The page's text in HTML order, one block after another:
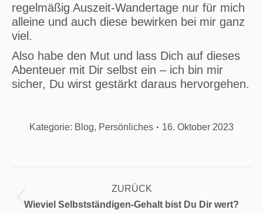
regelmäßig Auszeit-Wandertage nur für mich
alleine und auch diese bewirken bei mir ganz
viel.
Also habe den Mut und lass Dich auf dieses
Abenteuer mit Dir selbst ein – ich bin mir
sicher, Du wirst gestärkt daraus hervorgehen.
Kategorie: Blog, Persönliches 16. Oktober 2023
ZURÜCK
Vorheriger
Wieviel Selbstständigen-Gehalt bist Du Dir wert?